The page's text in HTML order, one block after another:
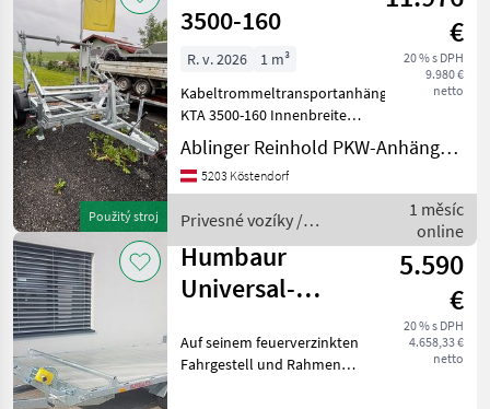
Použitý stroj
3500-160
€
20 % s DPH
9.980 €
netto
R. v. 2026
1 m³
Kabeltrommeltransportanhänger
KTA 3500-160 Innenbreite:
1.600mm Anhängewagen
mit Doppelachsen,
gebremste Ausführung
Kugelkopfkupplung, Deic
Ablinger Reinhold PKW-Anhänger und Fahrzeugbau Ges.m.b.H.
5203 Köstendorf
Privesné vozíky /
Humbaur
1 měsíc
online
Humbaur
Universal-
Universal 3000
Alu AKTION
5.590
€
20 % s DPH
4.658,33 €
netto
Auf seinem feuerverzinkten
Fahrgestell und Rahmen